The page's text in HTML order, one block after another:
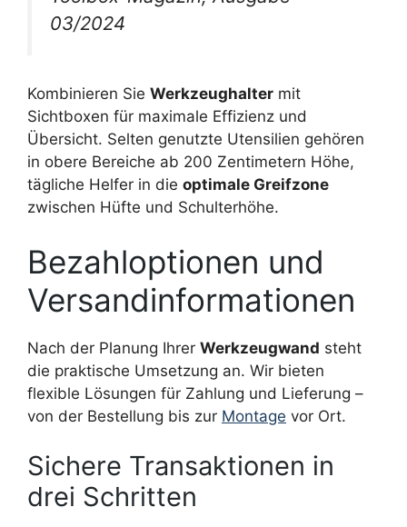
03/2024
Kombinieren Sie Werkzeughalter mit
Sichtboxen für maximale Effizienz und
Übersicht. Selten genutzte Utensilien gehören
in obere Bereiche ab 200 Zentimetern Höhe,
tägliche Helfer in die optimale Greifzone
zwischen Hüfte und Schulterhöhe.
Bezahloptionen und
Versandinformationen
Nach der Planung Ihrer Werkzeugwand steht
die praktische Umsetzung an. Wir bieten
flexible Lösungen für Zahlung und Lieferung –
von der Bestellung bis zur Montage vor Ort.
Sichere Transaktionen in
drei Schritten